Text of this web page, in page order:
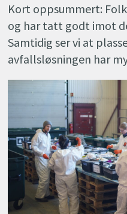
Kort oppsummert:
og har tatt godt imot
Samtidig ser vi at
avfallsløsningen har